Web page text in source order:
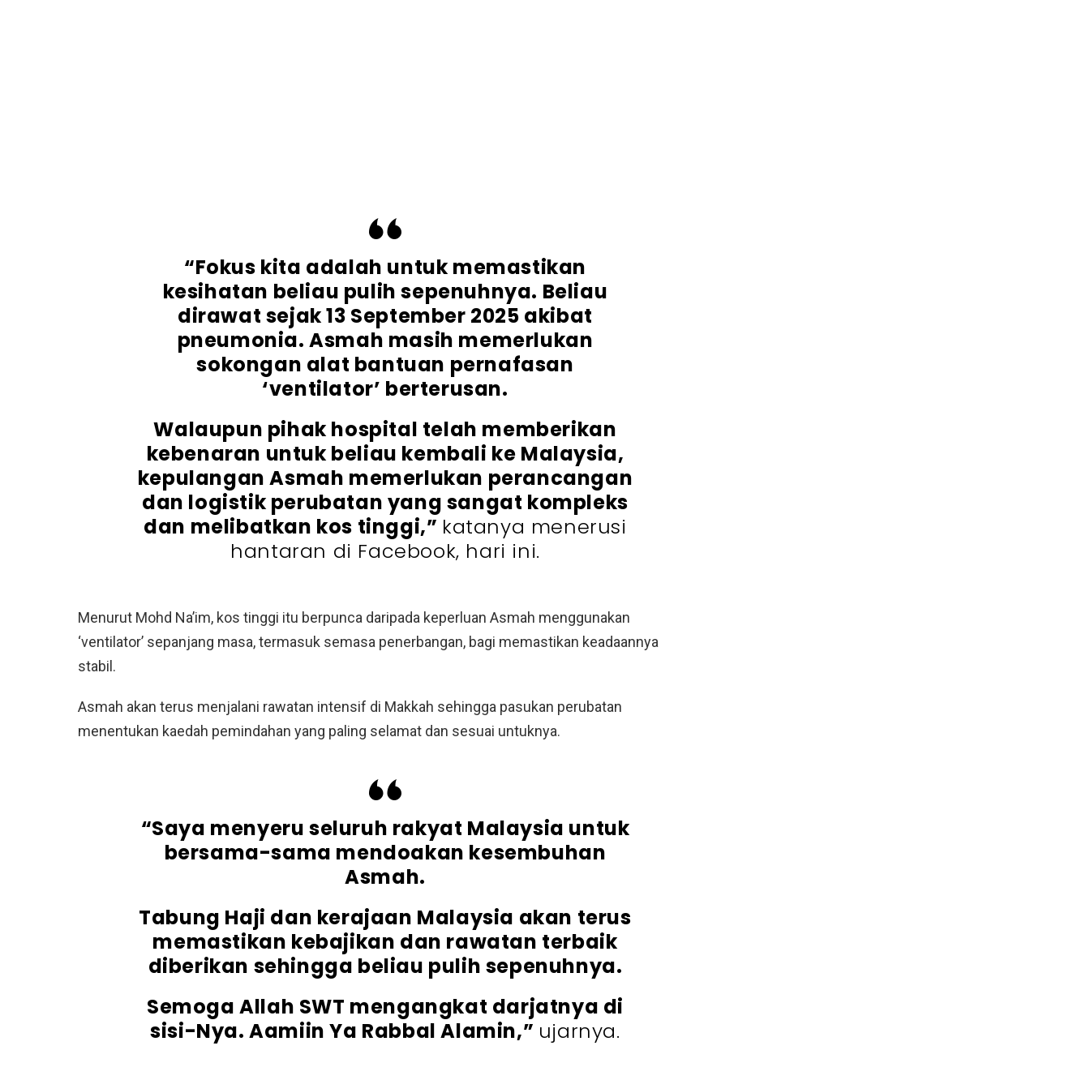
“Fokus kita adalah untuk memastikan
kesihatan beliau pulih sepenuhnya. Beliau
dirawat sejak 13 September 2025 akibat
pneumonia. Asmah masih memerlukan
sokongan alat bantuan pernafasan
‘ventilator’ berterusan.
Walaupun pihak hospital telah memberikan
kebenaran untuk beliau kembali ke Malaysia,
kepulangan Asmah memerlukan perancangan
dan logistik perubatan yang sangat kompleks
dan melibatkan kos tinggi,” katanya menerusi
hantaran di Facebook, hari ini.
Menurut Mohd Na’im, kos tinggi itu berpunca daripada keperluan Asmah menggunakan
‘ventilator’ sepanjang masa, termasuk semasa penerbangan, bagi memastikan keadaannya
stabil.
Asmah akan terus menjalani rawatan intensif di Makkah sehingga pasukan perubatan
menentukan kaedah pemindahan yang paling selamat dan sesuai untuknya.
“Saya menyeru seluruh rakyat Malaysia untuk
bersama-sama mendoakan kesembuhan
Asmah.
Tabung Haji dan kerajaan Malaysia akan terus
memastikan kebajikan dan rawatan terbaik
diberikan sehingga beliau pulih sepenuhnya.
Semoga Allah SWT mengangkat darjatnya di
sisi-Nya. Aamiin Ya Rabbal Alamin,” ujarnya.